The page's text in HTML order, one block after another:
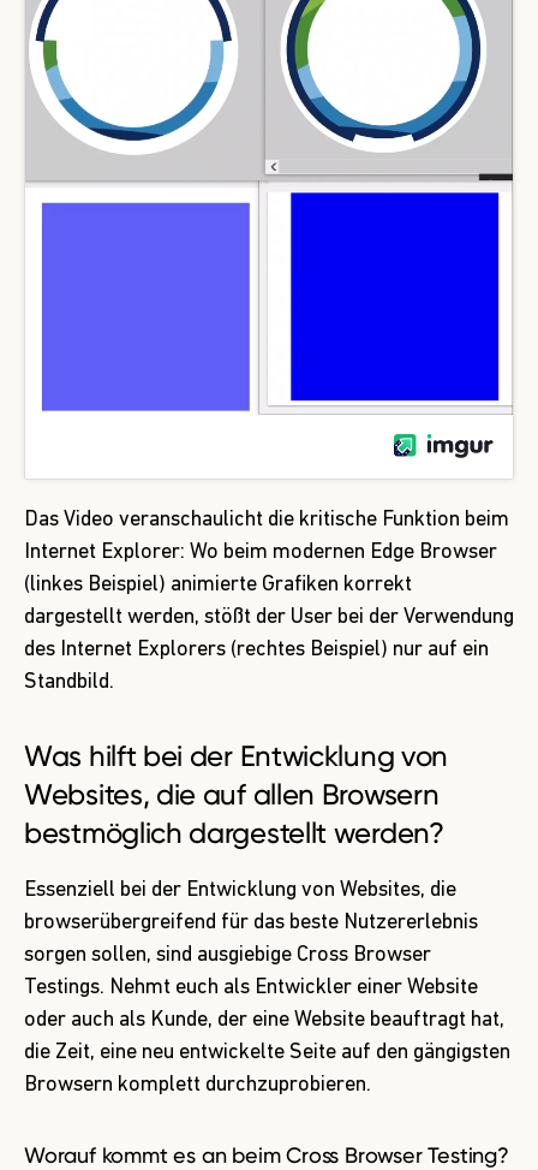
Das Video veranschaulicht die kritische Funktion beim
Internet Explorer: Wo beim modernen Edge Browser
(linkes Beispiel) animierte Grafiken korrekt
dargestellt werden, stößt der User bei der Verwendung
des Internet Explorers (rechtes Beispiel) nur auf ein
Standbild.
Was hilft bei der Entwicklung von
Websites, die auf allen Browsern
bestmöglich dargestellt werden?
Essenziell bei der Entwicklung von Websites, die
browserübergreifend für das beste Nutzererlebnis
sorgen sollen, sind ausgiebige Cross Browser
Testings. Nehmt euch als Entwickler einer Website
oder auch als Kunde, der eine Website beauftragt hat,
die Zeit, eine neu entwickelte Seite auf den gängigsten
Browsern komplett durchzuprobieren.
Worauf kommt es an beim Cross Browser Testing?